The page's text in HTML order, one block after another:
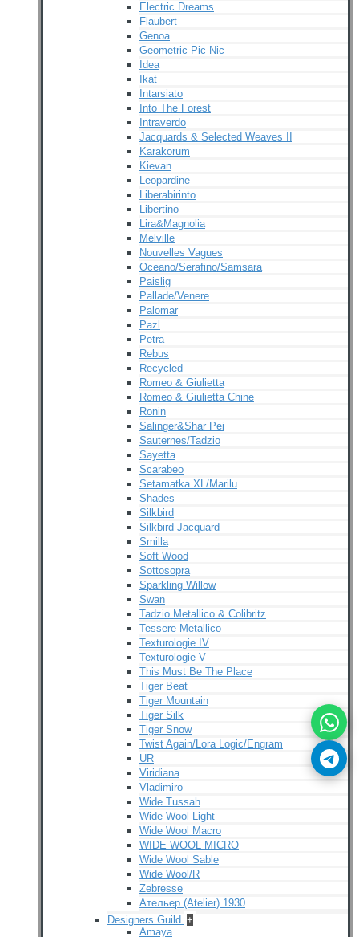
Electric Dreams
Flaubert
Genoa
Geometric Pic Nic
Idea
Ikat
Intarsiato
Into The Forest
Intraverdo
Jacquards & Selected Weaves II
Karakorum
Kievan
Leopardine
Liberabirinto
Libertino
Lira&Magnolia
Melville
Nouvelles Vagues
Oceano/Serafino/Samsara
Paislig
Pallade/Venere
Palomar
Pazl
Petra
Rebus
Recycled
Romeo & Giulietta
Romeo & Giulietta Chine
Ronin
Salinger&Shar Pei
Sauternes/Tadzio
Sayetta
Scarabeo
Setamatka XL/Marilu
Shades
Silkbird
Silkbird Jacquard
Smilla
Soft Wood
Sottosopra
Sparkling Willow
Swan
Tadzio Metallico & Colibritz
Tessere Metallico
Texturologie IV
Texturologie V
This Must Be The Place
Tiger Beat
Tiger Mountain
Tiger Silk
Tiger Snow
Twist Again/Lora Logic/Engram
UR
Viridiana
Vladimiro
Wide Tussah
Wide Wool Light
Wide Wool Macro
WIDE WOOL MICRO
Wide Wool Sable
Wide Wool/R
Zebresse
Ательер (Atelier) 1930
Designers Guild +
Amaya